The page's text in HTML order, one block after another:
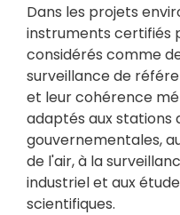
Dans les projets
instruments certifiés
considérés comme
surveillance de
et leur cohérence
adaptés aux stations
gouvernementales,
de l'air, à la
industriel et aux
scientifiques.